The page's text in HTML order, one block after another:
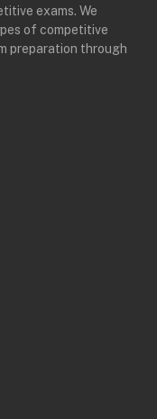
exams. We
of competitive
preparation through